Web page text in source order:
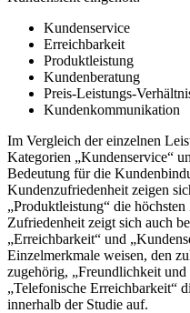
Kundenservice
Erreichbarkeit
Produktleistung
Kundenberatung
Preis-Leistungs-
Kundenkommunikation
Im Vergleich der einzelnen
Kategorien „Kundenservice“
Bedeutung für die
Kundenzufriedenheit zeigen
„Produktleistung“ die
Zufriedenheit zeigt sich auch
„Erreichbarkeit“ und
Einzelmerkmale weisen, den
zugehörig, „Freundlichkeit
„Telefonische Erreichbarkeit“
innerhalb der Studie auf.